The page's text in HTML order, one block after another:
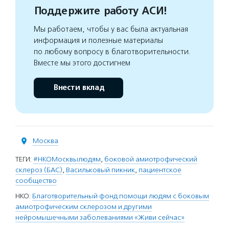
Поддержите работу АСИ!
Мы работаем, чтобы у вас была актуальная
информация и полезные материалы
по любому вопросу в благотворительности.
Вместе мы этого достигнем
Внести вклад
Москва
ТЕГИ: #НКОМосквылюдям, боковой амиотрофический
склероз (БАС), Васильковый пикник, пациентское
сообщество
НКО: Благотворительный фонд помощи людям с боковым
амиотрофическим склерозом и другими
нейромышечными заболеваниями «Живи сейчас»